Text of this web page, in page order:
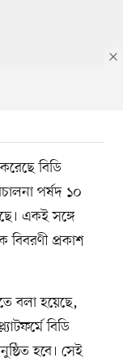
বিডি
পর্ষদ ১০
একই সঙ্গে
বিবরণী প্রকাশ
বলা হয়েছে,
বিডি
হবে। সেই